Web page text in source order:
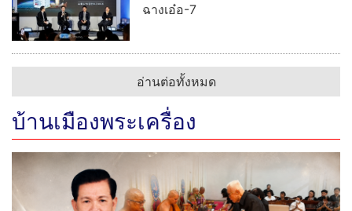
ฉางเอ๋อ-7
อ่านต่อทั้งหมด
บ้านเมืองพระเครื่อง